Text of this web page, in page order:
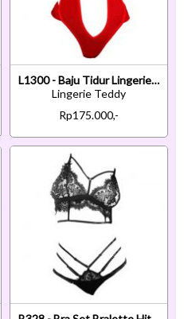
L1300 - Baju Tidur Lingerie Teddy Bodysuit Dress Halter Merah
Lingerie Teddy
Rp175.000,-